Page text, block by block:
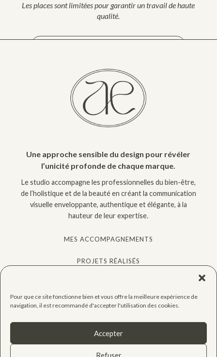
Pour que ce site fonctionne bien et vous offre la meilleure expérience de
navigation, il est recommandé d'accepter l'utilisation des cookies.
Accepter
Refuser
Les places sont limitées pour garantir un travail de haute
qualité.
Une approche sensible du design pour révéler
l’unicité profonde de chaque marque.
Le studio accompagne les professionnelles du bien-être,
de l’holistique et de la beauté en créant la communication
visuelle enveloppante, authentique et élégante, à la
hauteur de leur expertise.
MES ACCOMPAGNEMENTS
PROJETS RÉALISÉS
CONSEILS